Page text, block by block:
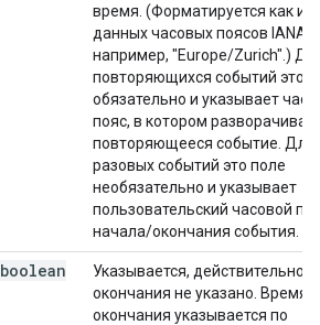
время. (Форматируется как
данных часовых поясов IANA,
например, "Europe/Zurich".)
повторяющихся событий это
обязательно и указывает
пояс, в котором
повторяющееся событие. Для
разовых событий это поле
необязательно и указывает
пользовательский часовой
начала/окончания события.
boolean
Указывается, действительно
окончания не указано. Время
окончания указывается по